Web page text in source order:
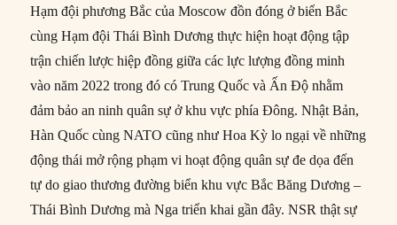
Hạm đội phương Bắc của Moscow đồn đóng ở biển Bắc
cùng Hạm đội Thái Bình Dương thực hiện hoạt động tập
trận chiến lược hiệp đồng giữa các lực lượng đồng minh
vào năm 2022 trong đó có Trung Quốc và Ấn Độ nhằm
đảm bảo an ninh quân sự ở khu vực phía Đông. Nhật Bản,
Hàn Quốc cùng NATO cũng như Hoa Kỳ lo ngại về những
động thái mở rộng phạm vi hoạt động quân sự đe dọa đến
tự do giao thương đường biển khu vực Bắc Băng Dương –
Thái Bình Dương mà Nga triển khai gần đây. NSR thật sự